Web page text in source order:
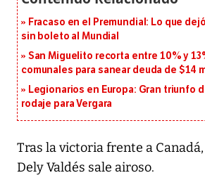
Fracaso en el Premundial: Lo que
sin boleto al Mundial
San Miguelito recorta entre 10% y
comunales para sanear deuda de $14
Legionarios en Europa: Gran triunfo
rodaje para Vergara
Tras la victoria frente a
Dely Valdés sale airoso.